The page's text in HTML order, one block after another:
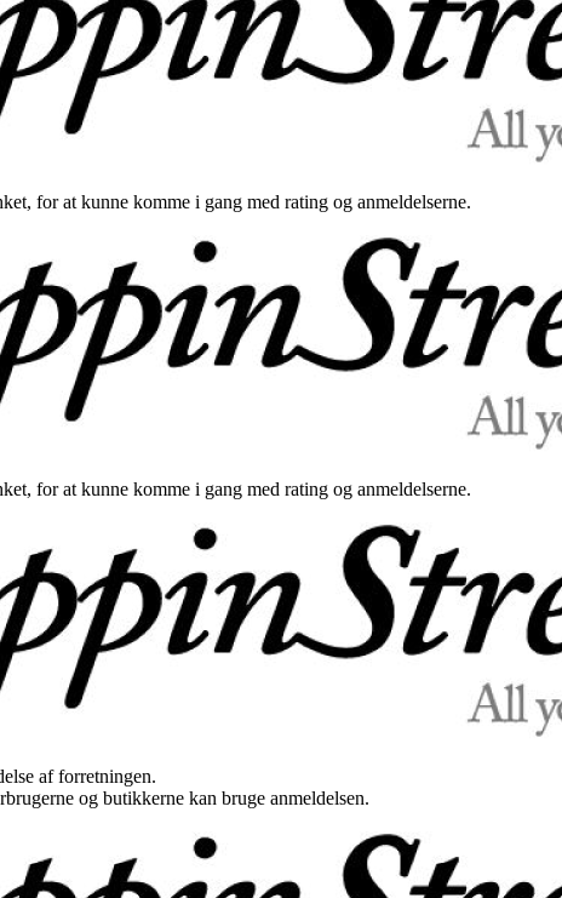
for at kunne komme i gang med rating og anmeldelserne.
for at kunne komme i gang med rating og anmeldelserne.
af forretningen.
og butikkerne kan bruge anmeldelsen.